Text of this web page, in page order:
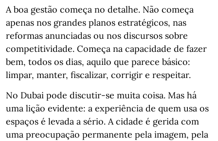
A boa gestão começa no detalhe. Não começa
apenas nos grandes planos estratégicos, nas
reformas anunciadas ou nos discursos sobre
competitividade. Começa na capacidade de fazer
bem, todos os dias, aquilo que parece básico:
limpar, manter, fiscalizar, corrigir e respeitar.
No Dubai pode discutir-se muita coisa. Mas há
uma lição evidente: a experiência de quem usa os
espaços é levada a sério. A cidade é gerida com
uma preocupação permanente pela imagem, pela